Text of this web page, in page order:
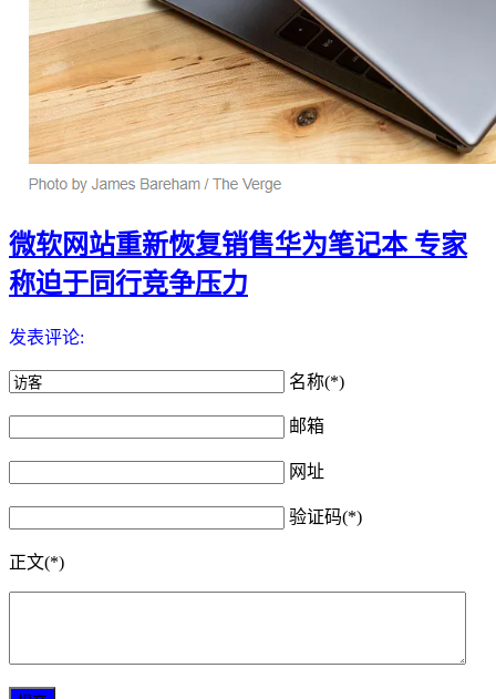
微软网站重新恢复销售华为笔记本 专家
称迫于同行竞争压力
发表评论:
名称(*)
邮箱
网址
验证码(*)
正文(*)